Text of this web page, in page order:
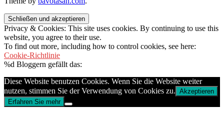
Privacy & Cookies: This site uses cookies. By continuing to use this
website, you agree to their use.
To find out more, including how to control cookies, see here:
Cookie-Richtlinie
%d Bloggern gefällt das:
Diese Website benutzen Cookies. Wenn Sie die Website weiter
nutzen, stimmen Sie der Verwendung von Cookies zu. Akzeptieren
Erfahren Sie mehr